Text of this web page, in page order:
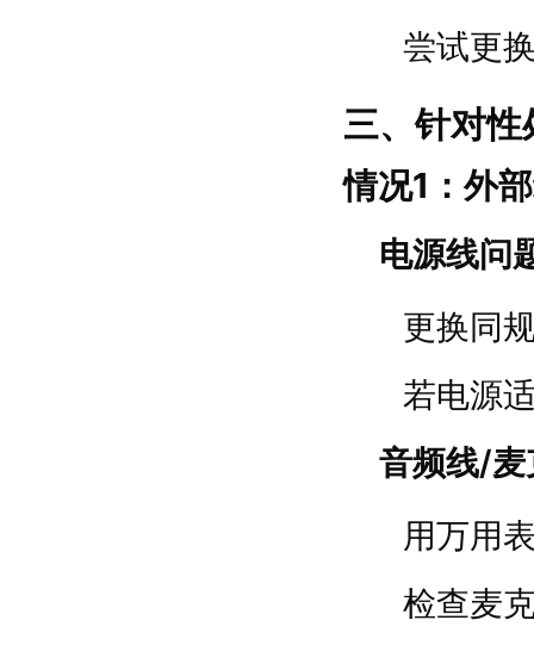
尝试更
三、针对性
情况1：外
电源线问
更换同
若电源
音频线/
用万用
检查麦